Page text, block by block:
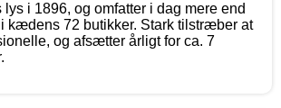
lys i 1896, og omfatter i dag mere end
kædens 72 butikker. Stark tilstræber at
og afsætter årligt for ca. 7